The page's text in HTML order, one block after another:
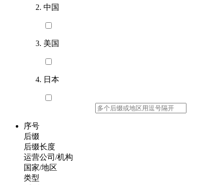
中国
美国
日本
序号
后缀
后缀长度
运营公司/机构
国家/地区
类型